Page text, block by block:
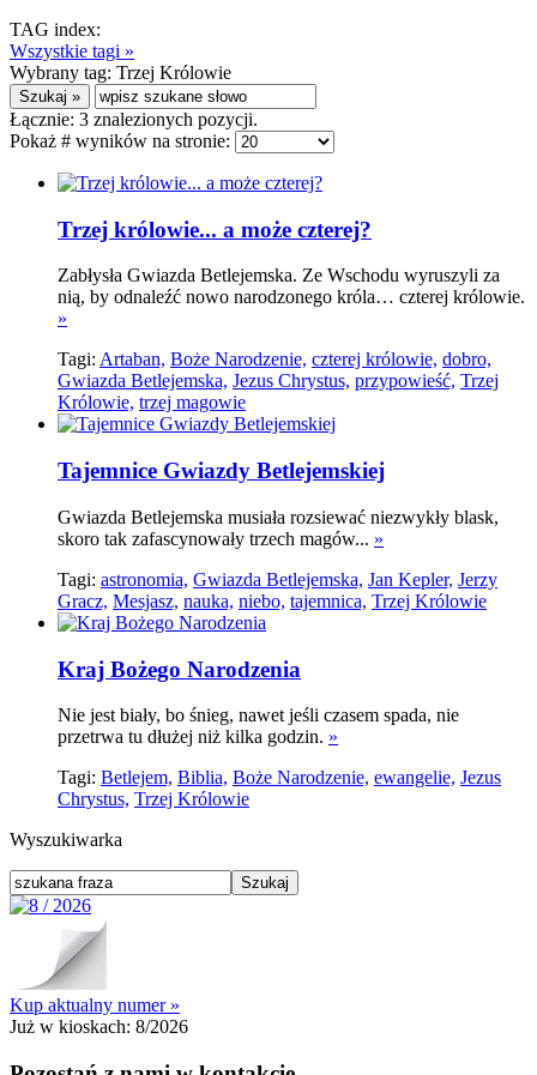
TAG index:
Wszystkie tagi »
Wybrany tag: Trzej Królowie
Łącznie: 3 znalezionych pozycji.
Pokaż # wyników na stronie:
Trzej królowie... a może czterej?
Zabłysła Gwiazda Betlejemska. Ze Wschodu wyruszyli za
nią, by odnaleźć nowo narodzonego króla… czterej królowie.
»
Tagi: Artaban, Boże Narodzenie, czterej królowie, dobro,
Gwiazda Betlejemska, Jezus Chrystus, przypowieść, Trzej
Królowie, trzej magowie
Tajemnice Gwiazdy Betlejemskiej
Gwiazda Betlejemska musiała rozsiewać niezwykły blask,
skoro tak zafascynowały trzech magów... »
Tagi: astronomia, Gwiazda Betlejemska, Jan Kepler, Jerzy
Gracz, Mesjasz, nauka, niebo, tajemnica, Trzej Królowie
Kraj Bożego Narodzenia
Nie jest biały, bo śnieg, nawet jeśli czasem spada, nie
przetrwa tu dłużej niż kilka godzin. »
Tagi: Betlejem, Biblia, Boże Narodzenie, ewangelie, Jezus
Chrystus, Trzej Królowie
Wyszukiwarka
Kup aktualny numer »
Już w kioskach: 8/2026